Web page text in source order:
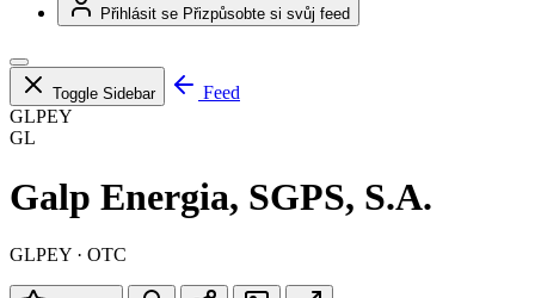
Přihlásit se Přizpůsobte si svůj feed
Toggle Sidebar
Feed
GLPEY
GL
Galp Energia, SGPS, S.A.
GLPEY · OTC